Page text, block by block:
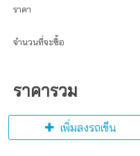
ราคา
จำนวนที่จะซื้อ
ราคารวม
เพิ่มลงรถเข็น